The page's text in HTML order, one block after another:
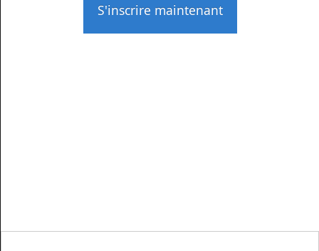
S'inscrire maintenant